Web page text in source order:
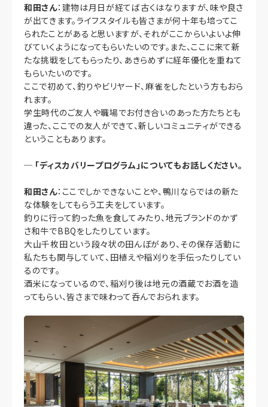
和田さん：建物は月日が経てば古くはなりますが、味や良さ
が出てきます。ライフスタイルも皆さまが何十年も培ってこ
られたことがあると思いますが、それがここからいよいよ伸
びていくようになってもらいたいのです。また、ここに来て新
たな挑戦をしてもらったり、あきらめずに経年優化を重ねて
もらいたいのです。
ここで初めて、釣りやビリヤード、麻雀をしたという方もおら
れます。
学生時代のご友人や職場でお付き合いのあった方たちとも
違った、ここでの友人ができて、新しいコミュニティができる
ということもあります。
─ 「ディスカバリープログラム」についてもお話しください。
和田さん：ここでしかできないことや、鴨川ならではの新た
な体験をしてもらう工夫をしています。
釣りに行って釣った魚を食してみたり、地元ブランドのかず
さ和牛でBBQをしたりしています。
大山千枚田という段々状の田んぼがあり、その保存活動に
私たちも関与していて、田植えや稲刈りを手伝ったりしてい
るのです。
酒米になっているので、稲刈り後は地元の酒蔵でお酒を造
ってもらい、皆さまで味わって呑んでおられます。